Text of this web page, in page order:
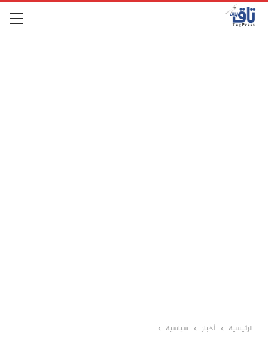
الرئيسية أخبار سياسية